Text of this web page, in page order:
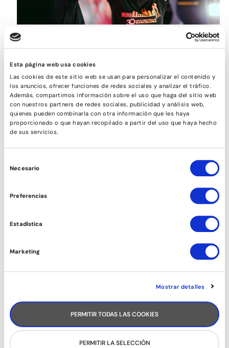
Esta página web usa cookies
Las cookies de este sitio web se usan para personalizar el contenido y
los anuncios, ofrecer funciones de redes sociales y analizar el tráfico.
Además, compartimos información sobre el uso que haga del sitio web
con nuestros partners de redes sociales, publicidad y análisis web,
quienes pueden combinarla con otra información que les haya
proporcionado o que hayan recopilado a partir del uso que haya hecho
de sus servicios.
de
Necesario
Preferencias
Estadística
Marketing
Mostrar detalles
PERMITIR TODAS LAS COOKIES
PERMITIR LA SELECCIÓN